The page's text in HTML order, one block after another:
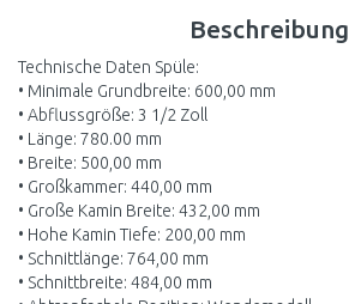
Beschreibung
Technische Daten Spüle:
• Minimale Grundbreite: 600,00 mm
• Abflussgröße: 3 1/2 Zoll
• Länge: 780.00 mm
• Breite: 500,00 mm
• Großkammer: 440,00 mm
• Große Kamin Breite: 432,00 mm
• Hohe Kamin Tiefe: 200,00 mm
• Schnittlänge: 764,00 mm
• Schnittbreite: 484,00 mm